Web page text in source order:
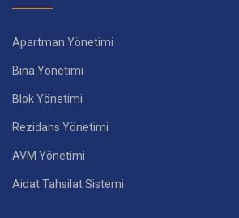
Apartman Yönetimi
Bina Yönetimi
Blok Yönetimi
Rezidans Yönetimi
AVM Yönetimi
Aidat Tahsilat Sistemi